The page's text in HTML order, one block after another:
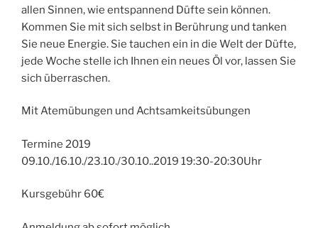
allen Sinnen, wie entspannend Düfte sein können.
Kommen Sie mit sich selbst in Berührung und tanken
Sie neue Energie. Sie tauchen ein in die Welt der Düfte,
jede Woche stelle ich Ihnen ein neues Öl vor, lassen Sie
sich überraschen.
Mit Atemübungen und Achtsamkeitsübungen
Termine 2019
09.10./16.10./23.10./30.10..2019 19:30-20:30Uhr
Kursgebühr 60€